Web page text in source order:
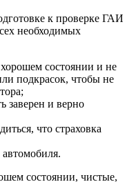
к проверке ГАИ
необходимых
состоянии и не
подкрасок, чтобы не
заверен и верно
что страховка
состоянии, чистые,